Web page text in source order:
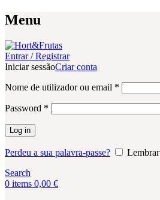
Menu
Entrar / Registrar
Iniciar sessãoCriar conta
Nome de utilizador ou email *
Password *
Log in
Perdeu a sua palavra-passe?
Lembrar
Search
0 items 0,00 €